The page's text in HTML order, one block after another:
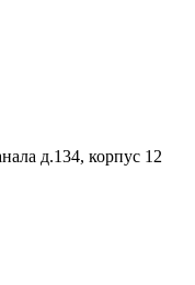
д.134, корпус 12